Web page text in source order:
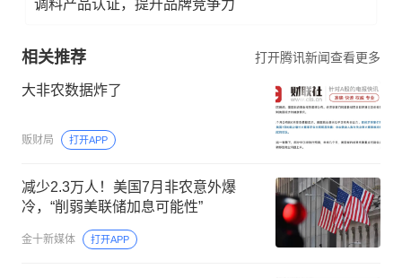
调料产品认证，提升品牌竞争力
相关推荐 打开腾讯新闻查看更多
大非农数据炸了
贩财局 打开APP
减少2.3万人！美国7月非农意外爆
冷，“削弱美联储加息可能性”
金十新媒体 打开APP